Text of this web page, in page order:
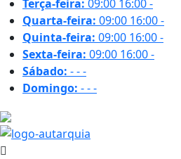
Terça-feira: 09:00 16:00-
Quarta-feira: 09:00 16:00-
Quinta-feira: 09:00 16:00-
Sexta-feira: 09:00 16:00-
Sábado: ---
Domingo: ---